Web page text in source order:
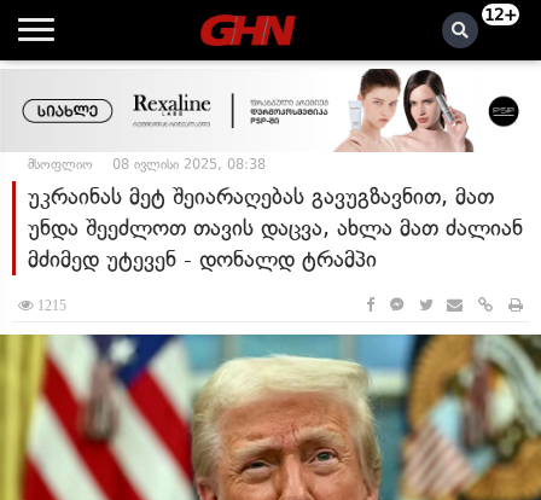
12+
მსოფლიო 08 ივლისი 2025, 08:38
უკრაინას მეტ შეიარაღებას გავუგზავნით, მათ
უნდა შეეძლოთ თავის დაცვა, ახლა მათ ძალიან
მძიმედ უტევენ - დონალდ ტრამპი
1215